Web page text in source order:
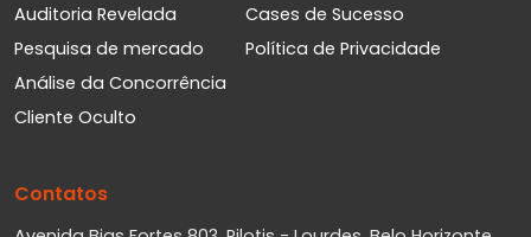
Auditoria Revelada
Pesquisa de mercado
Análise da Concorrência
Cliente Oculto
Cases de Sucesso
Política de Privacidade
Contatos